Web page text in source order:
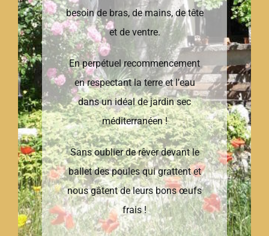
besoin de bras, de mains, de tête
et de ventre.
En perpétuel recommencement
en respectant la terre et l’eau
dans un idéal de jardin sec
méditerranéen !
Sans oublier de rêver devant le
ballet des poules qui grattent et
nous gâtent de leurs bons œufs
frais !